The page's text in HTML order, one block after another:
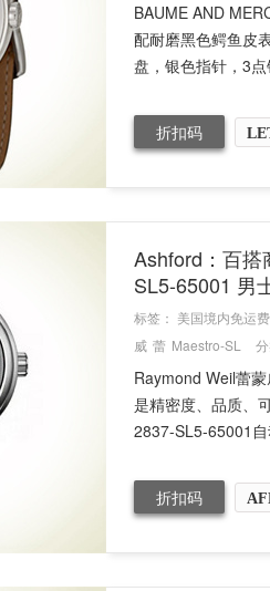
BAUME AND
配耐磨黑色鳄鱼皮
盘，银色指针，3
折扣码
Ashford：百搭
SL5-65001 男
标签： 美国境内免运费
威 蕾 Maestro-SL
Raymond Weil蕾
是精密度、品质、
2837-SL5-65001
折扣码